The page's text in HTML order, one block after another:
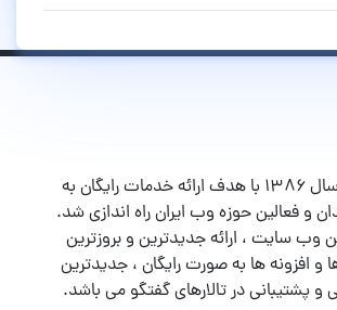
پرشین اسکریپت در سال ۱۳۸۶ با هدف ارائه خدمات رایگان به
و فعالین حوزه وب ایران راه اندازی شد.
وب سایت ، ارائه جدیدترین و بروزترین
و افزونه ها به صورت رایگان ، جدیدترین
پشتیبانی در تالارهای گفتگو می باشد.